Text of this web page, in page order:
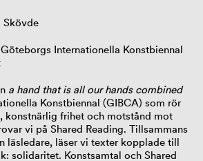
Skövde
Internationella Konstbiennal
a hand that is all our hands combined
Konstbiennal (GIBCA) som rör
konstnärlig frihet och motstånd mot
vi på Shared Reading. Tillsammans
läsledare, läser vi texter kopplade till
solidaritet. Konstsamtal och Shared